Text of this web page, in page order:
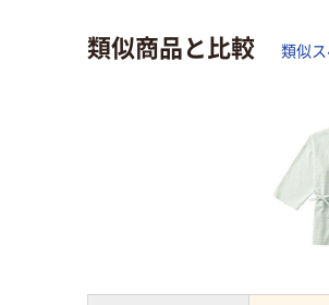
類似商品と比較 類似